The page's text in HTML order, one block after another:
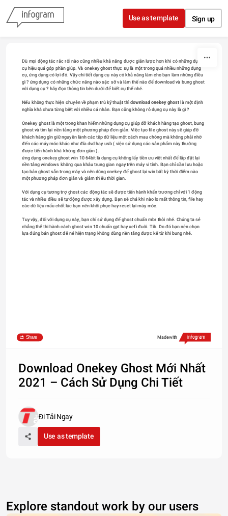
Skip to content
Use as template Sign up
Dù mọi động tác rắc rối nào cũng nhiều khả năng được giản lược hơn khi có những dụng
cụ hiệu quả góp phần giúp. Và onekey ghost thực sự là một trong quá nhiều những dụng
cụ, ứng dụng có lợi đó. Vậy chi tiết dụng cụ này có khả năng làm cho bạn làm những điều
gì ? ứng dụng có những chức năng nào sặc sỡ và làm thế nào để download và bung ghost
với dụng cụ ? hãy đọc thông tin bên dưới để biết cụ thể nhé.
Nếu không thực hiện chuyên về phạm trù kỹ thuật thì download onekey ghost là một định
nghĩa khá chưa từng biết với nhiều cá nhân. Bạn cũng không rỏ dụng cụ này là gì ?
Onekey ghost là một trong khan hiếm những dụng cụ giúp đỡ khách hàng tạo ghost, bung
ghost và tìm lại nền tảng một phương pháp đơn giản. Việc tạo file ghost này sẽ giúp đỡ
khách hàng gìn giữ nguyên lành các tệp dữ liệu một cách mau chóng mà không phải nhờ
đến các máy móc khác như đĩa dvd hay usb ( việc sử dụng các sản phẩm này thường
được tiến hành khá không đơn giản ).
ứng dụng onekey ghost win 10 64bit là dụng cụ không lấy tiền ưu việt nhất để lắp đặt lại
nền tảng windows không qua khâu trung gian ngay trên máy vi tính. Bạn chỉ cần lưu hoặc
tạo bản ghost sẵn trong máy và nên dùng onekey để ghost lại win bất kỳ thời điểm nào
một phương pháp đơn giản và giảm thiểu thời gian.
Với dụng cụ tương trợ ghost các động tác sẽ được tiến hành khẩn trương chỉ với 1 động
tác và nhiều điều sẽ tự động được xây dựng. Bạn sẽ chả khi nào lo mất thông tin, file hay
các dữ liệu mấu chốt lúc bạn nên khôi phục hay reset lại máy móc.
Tuy vậy, đối với dụng cụ này, bạn chỉ sử dụng để ghost chuẩn mbr thôi nhé. Chúng ta sẻ
chẳng thể thi hành cách ghost win 10 chuẩn gpt hay uefi đuôi. Tib. Do đó bạn nên chọn
lựa đúng bản ghost để né hiện trạng không dùng nền tảng được kể từ khi bung nhé.
Share Made with
Download Onekey Ghost Mới Nhất
2021 – Cách Sử Dụng Chi Tiết
Đi Tải Ngay
Use as template
Explore standout work by our users